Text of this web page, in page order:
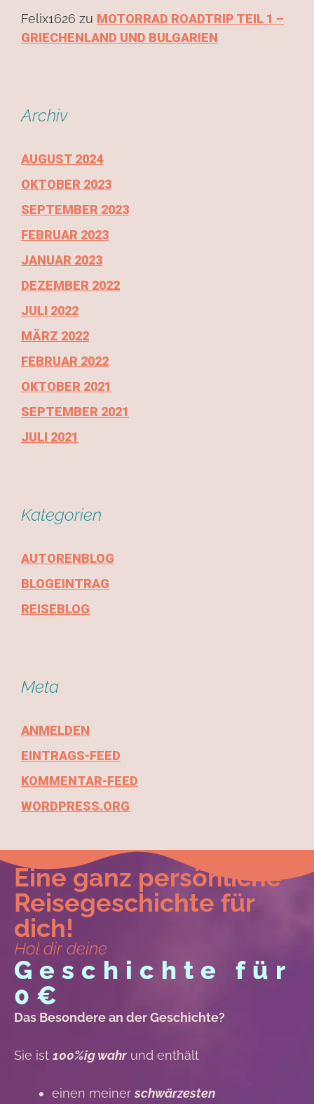
Felix1626 zu MOTORRAD ROADTRIP TEIL 1 –
GRIECHENLAND UND BULGARIEN
Archiv
AUGUST 2024
OKTOBER 2023
SEPTEMBER 2023
FEBRUAR 2023
JANUAR 2023
DEZEMBER 2022
JULI 2022
MÄRZ 2022
FEBRUAR 2022
OKTOBER 2021
SEPTEMBER 2021
JULI 2021
Kategorien
AUTORENBLOG
BLOGEINTRAG
REISEBLOG
Meta
ANMELDEN
EINTRAGS-FEED
KOMMENTAR-FEED
WORDPRESS.ORG
Eine ganz persönliche
Reisegeschichte für
dich!
Hol dir deine
Geschichte für
0€
Das Besondere an der Geschichte?
Sie ist 100%ig wahrund enthält
einen meinerschwärzesten